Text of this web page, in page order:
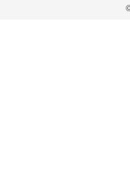
弊社の見解・ 意見ではないことを
このサイトでは Cookie を使用し